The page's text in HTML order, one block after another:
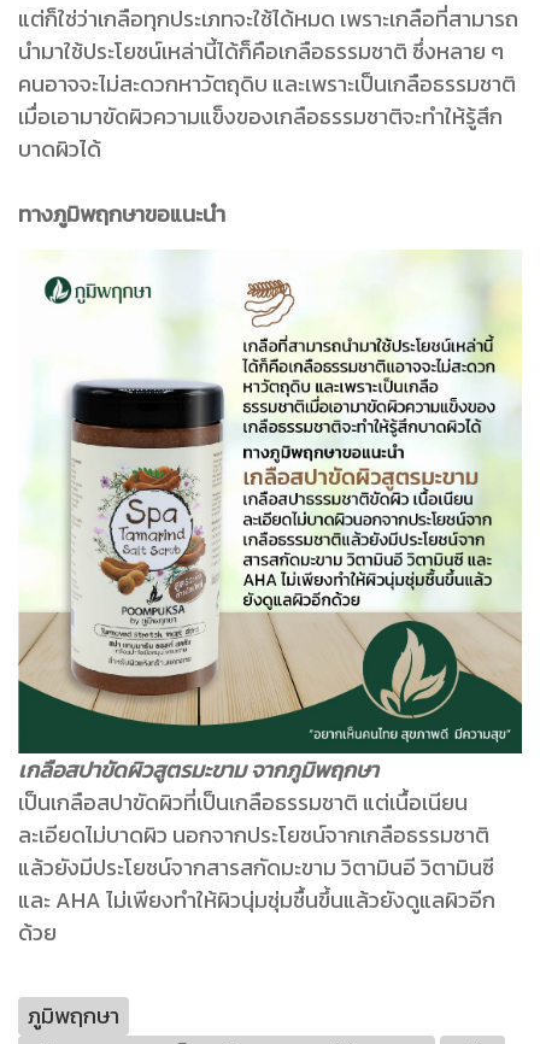
แต่ก็ใช่ว่าเกลือทุกประเภทจะใช้ได้หมด เพราะเกลือที่สามารถ
นำมาใช้ประโยชน์เหล่านี้ได้ก็คือเกลือธรรมชาติ ซึ่งหลาย ๆ
คนอาจจะไม่สะดวกหาวัตถุดิบ และเพราะเป็นเกลือธรรมชาติ
เมื่อเอามาขัดผิวความแข็งของเกลือธรรมชาติจะทำให้รู้สึก
บาดผิวได้
ทางภูมิพฤกษาขอแนะนำ
เกลือสปาขัดผิวสูตรมะขาม จากภูมิพฤกษา
เป็นเกลือสปาขัดผิวที่เป็นเกลือธรรมชาติ แต่เนื้อเนียน
ละเอียดไม่บาดผิว นอกจากประโยชน์จากเกลือธรรมชาติ
แล้วยังมีประโยชน์จากสารสกัดมะขาม วิตามินอี วิตามินซี
และ AHA ไม่เพียงทำให้ผิวนุ่มชุ่มชื้นขึ้นแล้วยังดูแลผิวอีก
ด้วย
ภูมิพฤกษา